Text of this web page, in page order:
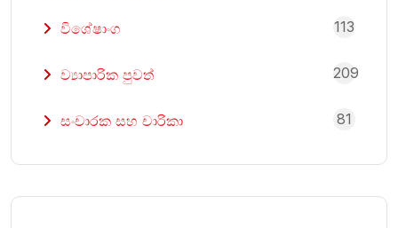
විශේෂාංග 113
ව්‍යාපාරික පුවත් 209
සංචාරක සහ චාරිකා 81